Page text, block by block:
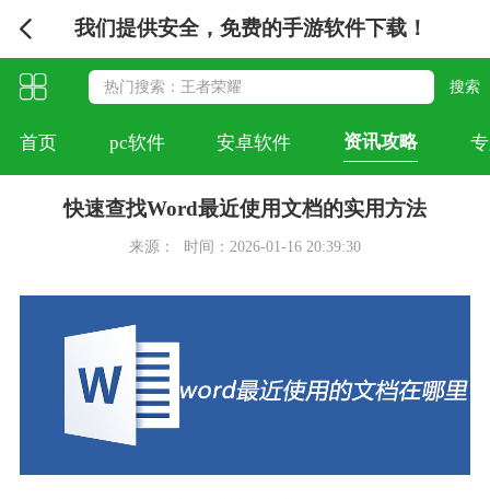
我们提供安全，免费的手游软件下载！
首页 pc软件 安卓软件 资讯攻略
快速查找Word最近使用文档的实用方法
来源： 时间：2026-01-16 20:39:30